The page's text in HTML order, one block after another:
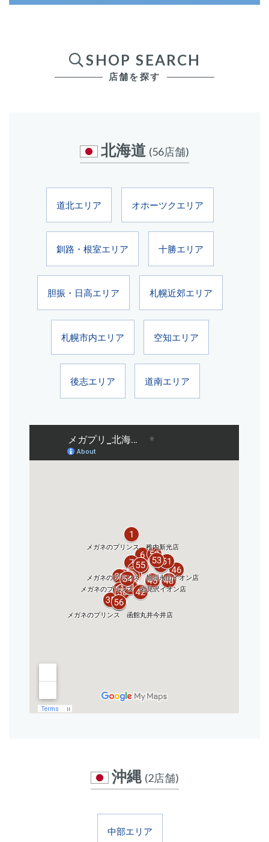
SHOP SEARCH
店舗を探す
北海道 (56店舗)
道北エリア オホーツクエリア
釧路・根室エリア 十勝エリア
胆振・日高エリア 札幌近郊エリア
札幌市内エリア 空知エリア
後志エリア 道南エリア
沖縄 (2店舗)
中部エリア